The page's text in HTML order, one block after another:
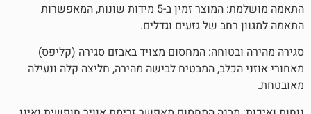
התאמה מושלמת: המוצר זמין ב-5 מידות שונות, המאפשרות
של גזעים וגדלים.
המחסום מצויד באבזם סגירה (קליפס)
המבטיח לבישה מהירה, חליצה קלה ונעילה